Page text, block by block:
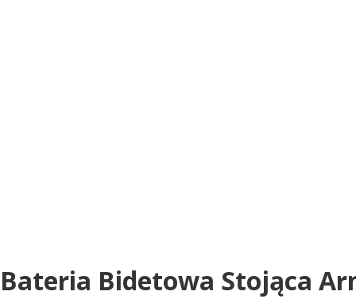
Bateria Bidetowa Stojąca